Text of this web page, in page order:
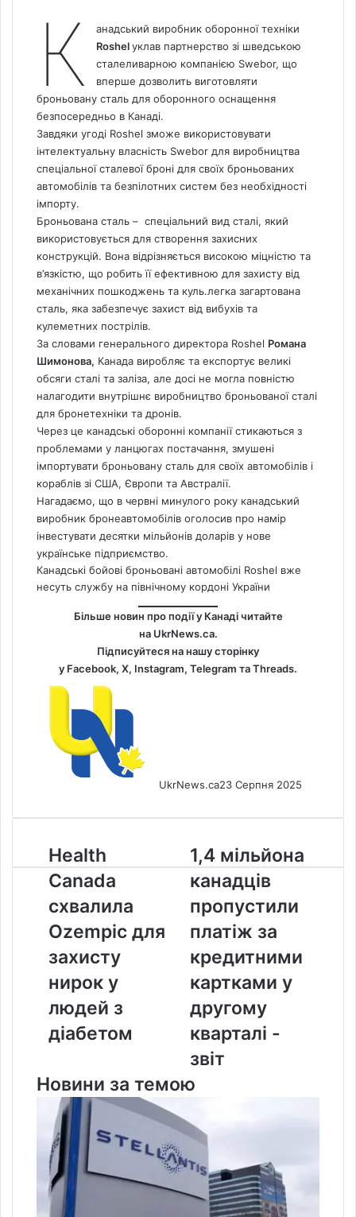
К
анадський виробник оборонної техніки
Roshelуклав партнерство зі шведською
сталеливарною компанією Swebor, що
вперше дозволить виготовляти
броньовану сталь для оборонного оснащення
безпосередньо в Канаді.
Завдяки угоді Roshel зможе використовувати
інтелектуальну власність Swebor для виробництва
спеціальної сталевої броні для своїх броньованих
автомобілів та безпілотних систем без необхідності
імпорту.
Броньована сталь – спеціальний вид сталі, який
використовується для створення захисних
конструкцій. Вона відрізняється високою міцністю та
в’язкістю, що робить її ефективною для захисту від
механічних пошкоджень та куль.легка загартована
сталь, яка забезпечує захист від вибухів та
кулеметних пострілів.
За словами генерального директора Roshel Романа
Шимонова, Канада виробляє та експортує великі
обсяги сталі та заліза, але досі не могла повністю
налагодити внутрішнє виробництво броньованої сталі
для бронетехніки та дронів.
Через це канадські оборонні компанії стикаються з
проблемами у ланцюгах постачання, змушені
імпортувати броньовану сталь для своїх автомобілів і
кораблів зі США, Європи та Австралії.
Нагадаємо, що в червні минулого року канадський
виробник бронеавтомобілів оголосив про намір
інвестувати десятки мільйонів доларів у нове
українське підприємство.
Канадські бойові броньовані автомобілі Roshel вже
несуть службу на північному кордоні України
Більше новин про події у Канаді читайте
на UkrNews.ca.
Підписуйтеся на нашу сторінку
у Facebook, Х, Instagram, Telegram таThreads.
UkrNews.ca23 Серпня 2025
Health
Canada
схвалила
Ozempic
для
захисту
нирок
у
людей
діабетом
Health
Canada
схвалила
Ozempic для
захисту
нирок у
людей з
діабетом
1,4
мільйона
канадців
пропустили
платіж
за
кредитними
картками
у
кварталі
-
1,4 мільйона
канадців
пропустили
платіж за
кредитними
картками у
другому
кварталі -
звіт
Новини за темою